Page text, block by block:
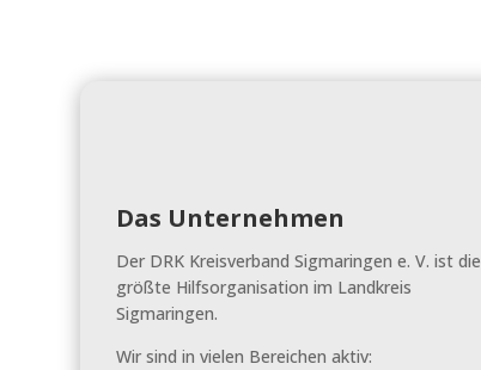
Das Unternehmen
Der DRK Kreisverband Sigmaringen e. V. ist die
größte Hilfsorganisation im Landkreis
Sigmaringen.
Wir sind in vielen Bereichen aktiv: